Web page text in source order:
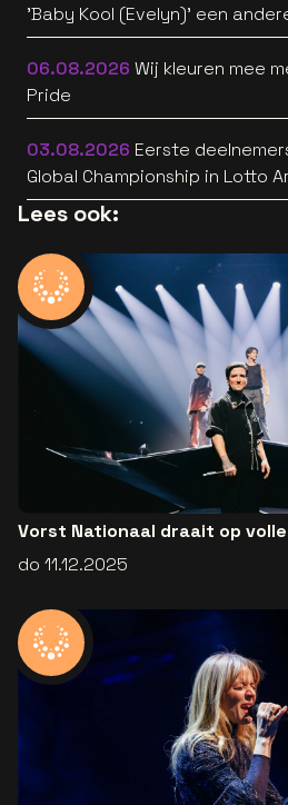
'Baby Kool (Evelyn)' een
zich horen [video]
06.08.2026 Wij kleuren mee
Pride
03.08.2026 Eerste
Global Championship in Lotto
bekend
Lees ook:
Vorst Nationaal draait op
do 11.12.2025